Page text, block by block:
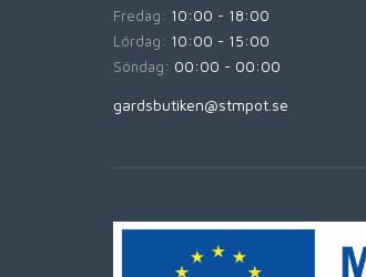
Fredag: 10:00 - 18:00
Lördag: 10:00 - 15:00
Söndag: 00:00 - 00:00
gardsbutiken@stmpot.se